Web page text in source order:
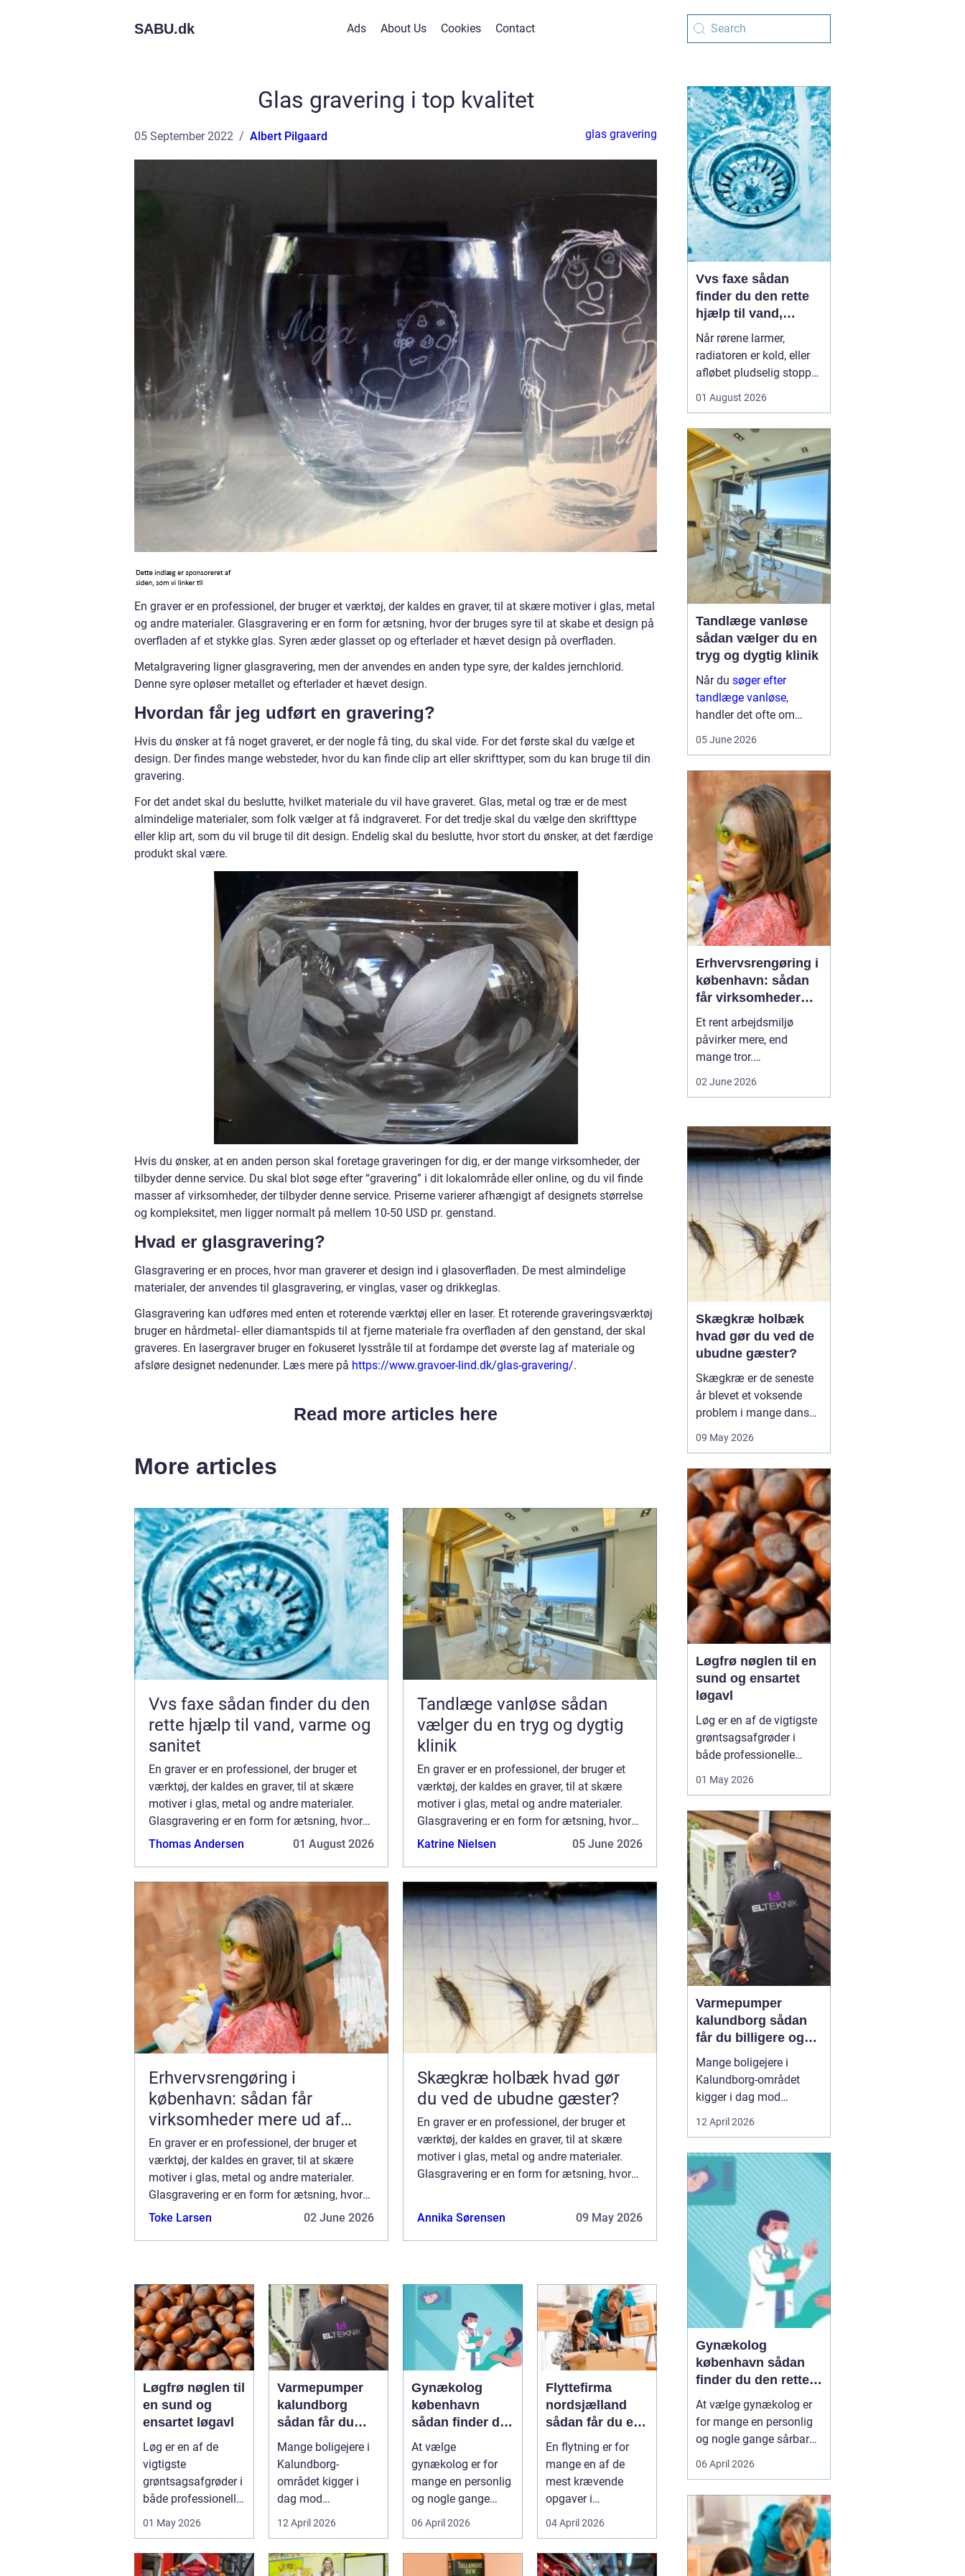
SABU.dk Ads About Us Cookies Contact
Glas gravering i top kvalitet
05 September 2022 Albert Pilgaard glas gravering
En graver er en professionel, der bruger et værktøj, der kaldes en graver, til at skære motiver i glas, metal
og andre materialer. Glasgravering er en form for ætsning, hvor der bruges syre til at skabe et design på
overfladen af et stykke glas. Syren æder glasset op og efterlader et hævet design på overfladen.
Metalgravering ligner glasgravering, men der anvendes en anden type syre, der kaldes jernchlorid.
Denne syre opløser metallet og efterlader et hævet design.
Hvordan får jeg udført en gravering?
Hvis du ønsker at få noget graveret, er der nogle få ting, du skal vide. For det første skal du vælge et
design. Der findes mange websteder, hvor du kan finde clip art eller skrifttyper, som du kan bruge til din
gravering.
For det andet skal du beslutte, hvilket materiale du vil have graveret. Glas, metal og træ er de mest
almindelige materialer, som folk vælger at få indgraveret. For det tredje skal du vælge den skrifttype
eller klip art, som du vil bruge til dit design. Endelig skal du beslutte, hvor stort du ønsker, at det færdige
produkt skal være.
Hvis du ønsker, at en anden person skal foretage graveringen for dig, er der mange virksomheder, der
tilbyder denne service. Du skal blot søge efter “gravering” i dit lokalområde eller online, og du vil finde
masser af virksomheder, der tilbyder denne service. Priserne varierer afhængigt af designets størrelse
og kompleksitet, men ligger normalt på mellem 10-50 USD pr. genstand.
Hvad er glasgravering?
Glasgravering er en proces, hvor man graverer et design ind i glasoverfladen. De mest almindelige
materialer, der anvendes til glasgravering, er vinglas, vaser og drikkeglas.
Glasgravering kan udføres med enten et roterende værktøj eller en laser. Et roterende graveringsværktøj
bruger en hårdmetal- eller diamantspids til at fjerne materiale fra overfladen af den genstand, der skal
graveres. En lasergraver bruger en fokuseret lysstråle til at fordampe det øverste lag af materiale og
afsløre designet nedenunder. Læs mere på https://www.gravoer-lind.dk/glas-gravering/.
Read more articles here
More articles
Vvs faxe sådan finder du den
rette hjælp til vand, varme og
sanitet
En graver er en professionel, der bruger et
værktøj, der kaldes en graver, til at skære
motiver i glas, metal og andre materialer.
Glasgravering er en form for ætsning, hvor
der bruges syre til at skabe et design på
Thomas Andersen 01 August 2026
Tandlæge vanløse sådan
vælger du en tryg og dygtig
klinik
En graver er en professionel, der bruger et
værktøj, der kaldes en graver, til at skære
motiver i glas, metal og andre materialer.
Glasgravering er en form for ætsning, hvor
der bruges syre til at skabe et design på
Katrine Nielsen 05 June 2026
Erhvervsrengøring i
københavn: sådan får
virksomheder mere ud af
hverdagen
En graver er en professionel, der bruger et
værktøj, der kaldes en graver, til at skære
motiver i glas, metal og andre materialer.
Glasgravering er en form for ætsning, hvor
der bruges syre til at skabe et design på
Toke Larsen 02 June 2026
Skægkræ holbæk hvad gør
du ved de ubudne gæster?
En graver er en professionel, der bruger et
værktøj, der kaldes en graver, til at skære
motiver i glas, metal og andre materialer.
Glasgravering er en form for ætsning, hvor
Annika Sørensen 09 May 2026
Løgfrø nøglen til
en sund og
ensartet løgavl
Løg er en af de
vigtigste
grøntsagsafgrøder i
både professionelle
køkkenhaver og
landbrugspro...
01 May 2026
Varmepumper
kalundborg
sådan får du
billigere og
mere
bæredygtig
varme
Mange boligejere i
Kalundborg-
området kigger i
dag mod
varmepumper som
varmeregnin...
12 April 2026
Gynækolog
københavn
sådan finder du
den rette
specialist
At vælge
gynækolog er for
mange en personlig
og nogle gange
sårbar beslutning.
si...
06 April 2026
Flyttefirma
nordsjælland
sådan får du en
tryg og effektiv
flytning
En flytning er for
mange en af de
mest krævende
opgaver i
hverdagen. Der er
på, ...
04 April 2026
Vvs faxe sådan
finder du den rette
hjælp til vand,
varme og sanitet
Når rørene larmer,
radiatoren er kold, eller
afløbet pludselig stopper
hvor vigtig en
er i hverdagen. I Faxe og
omegn spiller de lokale
VVS-installatører en
central rolle for både
boligejere og virks...
01 August 2026
Tandlæge vanløse
sådan vælger du en
tryg og dygtig klinik
Når du søger efter
tandlæge vanløse,
handler det ofte om
du kan føle dig tryg, blive
taget alvorligt og få
grundig behandling ...
05 June 2026
Erhvervsrengøring i
københavn: sådan
får virksomheder
mere ud af
hverdagen
Et rent arbejdsmiljø
påvirker mere, end
mange tror.
virksomhedens
omdømme hænger tæt
sammen med, hvordan
kontorer, fællesarealer
og ejendomme bliver
holdt. Når vi taler om
erhvervsrengøring købe...
02 June 2026
Skægkræ holbæk
hvad gør du ved de
ubudne gæster?
Skægkræ er de seneste
år blevet et voksende
problem i mange danske
undtagelse. De små,
dukker ofte op i nye
boliger, renoverede
lejligheder og
parcelhuse, hvor de
langsomt breder sig fra
rum til rum. Mang...
09 May 2026
Løgfrø nøglen til en
sund og ensartet
løgavl
Løg er en af de vigtigste
grøntsagsafgrøder i
både professionelle
landbrugsproduktioner.
starter med kvaliteten af
Løgfrø, og små forskelle
i frøets sundhed,
sortsege...
01 May 2026
Varmepumper
kalundborg sådan
får du billigere og
mere bæredygtig
varme
Mange boligejere i
Kalundborg-området
kigger i dag mod
varmepumper som en
vej til lavere
behageligt indeklima.
Priserne på energi
svinger, kravene til CO2-
reduktion stiger, og
gamle elradiatorer, olie-
og pillefyr bliver både ...
12 April 2026
Gynækolog
københavn sådan
finder du den rette
specialist
At vælge gynækolog er
for mange en personlig
og nogle gange sårbar
beslutning. Man skal
både føle sig tryg, hørt
storby som København
kan det være svært at
danne sig overblik over
de mange muligheder,
06 April 2026